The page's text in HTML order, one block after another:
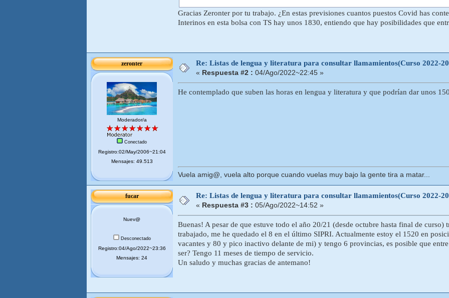
Gracias Zeronter por tu trabajo. ¿En estas previsiones cuantos puestos Covid has
Interinos en esta bolsa con TS hay unos 1830, entiendo que hay posibilidades que
zeronter
Moderador/a
Conectado
Registro:02/May/2006~21:04
Mensajes: 49.513
Re: Listas de lengua y literatura para consultar llamamientos(Curso 2022-
« Respuesta #2 : 04/Ago/2022~22:45 »
He contemplado que suben las horas en lengua y literatura y que podrían dar unos
Vuela amig@, vuela alto porque cuando vuelas muy bajo la gente tira a matar...
fucar
Nuev@
Desconectado
Registro:04/Ago/2022~23:36
Mensajes: 24
Re: Listas de lengua y literatura para consultar llamamientos(Curso 2022-
« Respuesta #3 : 05/Ago/2022~14:52 »
Buenas! A pesar de que estuve todo el año 20/21 (desde octubre hasta final de curso)
trabajado, me he quedado el 8 en el último SIPRI. Actualmente estoy el 1520 en
vacantes y 80 y pico inactivo delante de mi) y tengo 6 provincias, es posible que
ser? Tengo 11 meses de tiempo de servicio.
Un saludo y muchas gracias de antemano!